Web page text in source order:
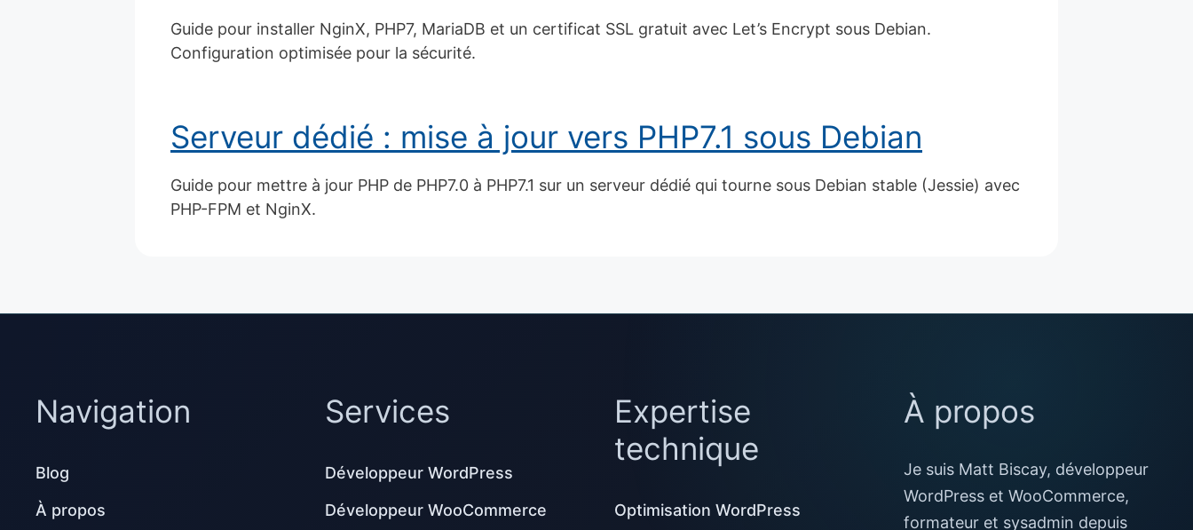
Guide pour installer NginX, PHP7, MariaDB et un certificat SSL gratuit avec Let’s Encrypt sous Debian.
Configuration optimisée pour la sécurité.
Serveur dédié : mise à jour vers PHP7.1 sous Debian
Guide pour mettre à jour PHP de PHP7.0 à PHP7.1 sur un serveur dédié qui tourne sous Debian stable (Jessie) avec
PHP-FPM et NginX.
Navigation
Blog
À propos
Services
Développeur WordPress
Développeur WooCommerce
Expertise
technique
Optimisation WordPress
À propos
Je suis Matt Biscay, développeur
WordPress et WooCommerce,
formateur et sysadmin depuis